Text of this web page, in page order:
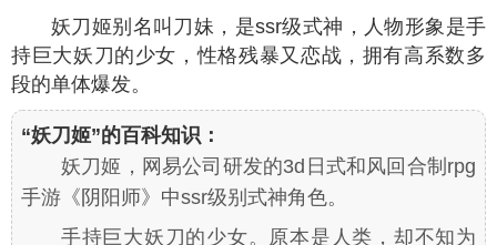
妖刀姬别名叫刀妹，是ssr级式神，人物形象是手
持巨大妖刀的少女，性格残暴又恋战，拥有高系数多
段的单体爆发。
“妖刀姬”的百科知识：
妖刀姬，网易公司研发的3d日式和风回合制rpg
手游《阴阳师》中ssr级别式神角色。
手持巨大妖刀的少女。原本是人类，却不知为